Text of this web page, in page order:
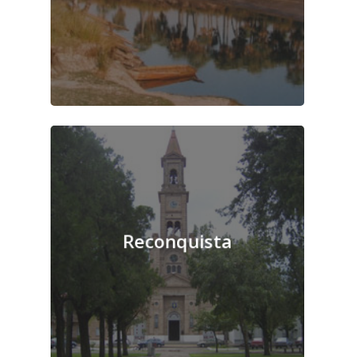
Reconquista
Destinos
Beneficios
Medios de Pago
Nuestra Flota
Contacto
Devolución de